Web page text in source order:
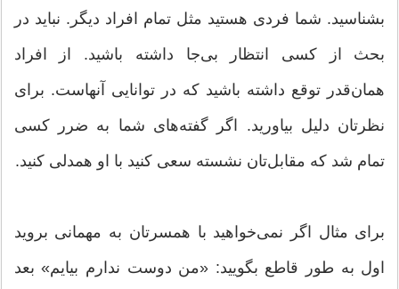
بشناسید. شما فردی هستید مثل تمام افراد دیگر. نباید در
بحث از کسی انتظار بی‌جا داشته باشید. از افراد
همان‌قدر توقع داشته باشید که در توانایی آنهاست. برای
نظرتان دلیل بیاورید. اگر گفته‌های شما به ضرر کسی
تمام شد که مقابل‌تان نشسته سعی کنید با او همدلی کنید.
برای مثال اگر نمی‌خواهید با همسرتان به مهمانی بروید
اول به طور قاطع بگویید: «من دوست ندارم بیایم» بعد